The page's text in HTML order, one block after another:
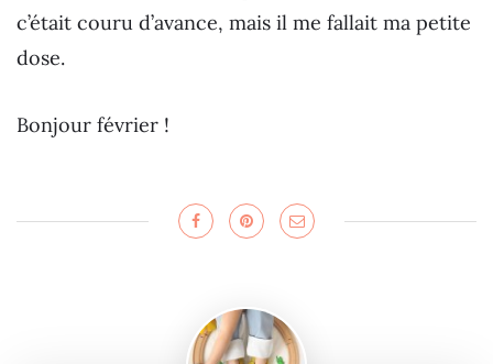
c’était couru d’avance, mais il me fallait ma petite
dose.
Bonjour février !